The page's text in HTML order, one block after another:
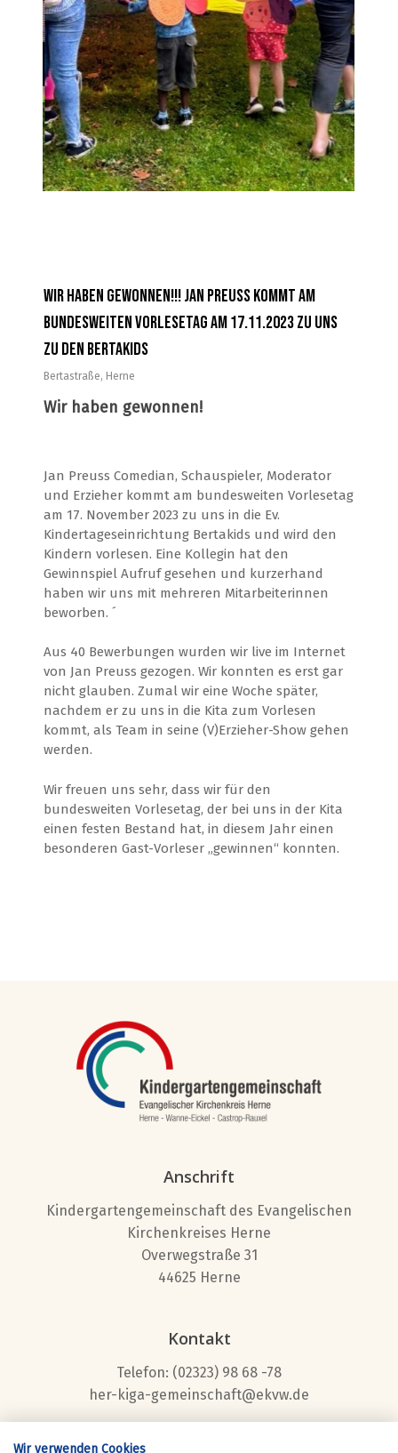
Wir haben gewonnen!!! Jan Preuss kommt am
bundesweiten Vorlesetag am 17.11.2023 zu uns
zu den Bertakids
Bertastraße, Herne
Wir haben gewonnen!
Jan Preuss Comedian, Schauspieler, Moderator
und Erzieher kommt am bundesweiten Vorlesetag
am 17. November 2023 zu uns in die Ev.
Kindertageseinrichtung Bertakids und wird den
Kindern vorlesen. Eine Kollegin hat den
Gewinnspiel Aufruf gesehen und kurzerhand
haben wir uns mit mehreren Mitarbeiterinnen
beworben. ´
Aus 40 Bewerbungen wurden wir live im Internet
von Jan Preuss gezogen. Wir konnten es erst gar
nicht glauben. Zumal wir eine Woche später,
nachdem er zu uns in die Kita zum Vorlesen
kommt, als Team in seine (V)Erzieher-Show gehen
werden.
Wir freuen uns sehr, dass wir für den
bundesweiten Vorlesetag, der bei uns in der Kita
einen festen Bestand hat, in diesem Jahr einen
besonderen Gast-Vorleser „gewinnen“ konnten.
Anschrift
Kindergartengemeinschaft des Evangelischen
Kirchenkreises Herne
Overwegstraße 31
44625 Herne
Kontakt
Telefon: (02323) 98 68 -78
her-kiga-gemeinschaft@ekvw.de
Wir verwenden Cookies